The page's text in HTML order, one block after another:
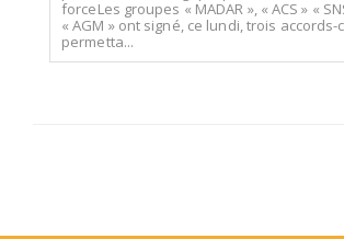
forceLes groupes « MADAR », « ACS » «
« AGM » ont signé, ce lundi, trois
permetta...